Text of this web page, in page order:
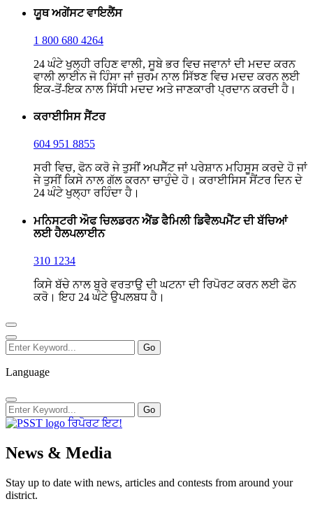
ਯੂਥ ਅਗੇਂਸਟ ਵਾਇਲੈਂਸ
1 800 680 4264
24 ਘੰਟੇ ਖੁਲ੍ਹੀ ਰਹਿਣ ਵਾਲੀ, ਸੂਬੇ ਭਰ ਵਿਚ ਜਵਾਨਾਂ ਦੀ ਮਦਦ ਕਰਨ
ਵਾਲੀ ਲਾਈਨ ਜੋ ਹਿੰਸਾ ਜਾਂ ਜੁਰਮ ਨਾਲ ਸਿੱਝਣ ਵਿਚ ਮਦਦ ਕਰਨ ਲਈ
ਇਕ-ਤੋਂ-ਇਕ ਨਾਲ ਸਿੱਧੀ ਮਦਦ ਅਤੇ ਜਾਣਕਾਰੀ ਪ੍ਰਦਾਨ ਕਰਦੀ ਹੈ।
ਕਰਾਈਸਿਸ ਸੈਂਟਰ
604 951 8855
ਸਰੀ ਵਿਚ, ਫੋਨ ਕਰੋ ਜੇ ਤੁਸੀਂ ਅਪਸੈੱਟ ਜਾਂ ਪਰੇਸ਼ਾਨ ਮਹਿਸੂਸ ਕਰਦੇ ਹੋ ਜਾਂ
ਜੇ ਤੁਸੀਂ ਕਿਸੇ ਨਾਲ ਗੱਲ ਕਰਨਾ ਚਾਹੁੰਦੇ ਹੋ। ਕਰਾਈਸਿਸ ਸੈਂਟਰ ਦਿਨ ਦੇ
24 ਘੰਟੇ ਖੁਲ੍ਹਾ ਰਹਿੰਦਾ ਹੈ।
ਮਨਿਸਟਰੀ ਔਫ ਚਿਲਡਰਨ ਐਂਡ ਫੈਮਿਲੀ ਡਿਵੈਲਪਮੈਂਟ ਦੀ ਬੱਚਿਆਂ
ਲਈ ਹੈਲਪਲਾਈਨ
310 1234
ਕਿਸੇ ਬੱਚੇ ਨਾਲ ਬੁਰੇ ਵਰਤਾਉ ਦੀ ਘਟਨਾ ਦੀ ਰਿਪੋਰਟ ਕਰਨ ਲਈ ਫੋਨ
ਕਰੋ। ਇਹ 24 ਘੰਟੇ ਉਪਲਬਧ ਹੈ।
Language
ਰਿਪੋਰਟ ਇਟ!
News & Media
Stay up to date with news, articles and contests from around your
district.